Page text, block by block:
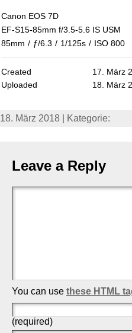
Canon EOS 7D
EF-S15-85mm f/3.5-5.6 IS USM
85mm / ƒ/6.3 / 1/125s / ISO 800
Created
17. März
Uploaded
18. März
18. März 2018 | Kategorie:
Leave a Reply
You can use these HTML
(required)